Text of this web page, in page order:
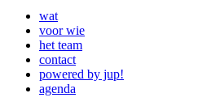
wat
voor wie
het team
contact
powered by jup!
agenda